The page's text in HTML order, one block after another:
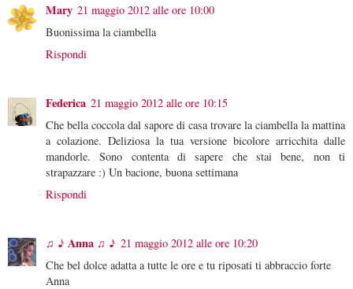
Mary 21 maggio 2012 alle ore 10:00
Buonissima la ciambella
Rispondi
Federica 21 maggio 2012 alle ore 10:15
Che bella coccola dal sapore di casa trovare la ciambella la mattina
a colazione. Deliziosa la tua versione bicolore arricchita dalle
mandorle. Sono contenta di sapere che stai bene, non ti
strapazzare :) Un bacione, buona settimana
Rispondi
♫ ♪ Anna ♫ ♪ 21 maggio 2012 alle ore 10:20
Che bel dolce adatta a tutte le ore e tu riposati ti abbraccio forte
Anna